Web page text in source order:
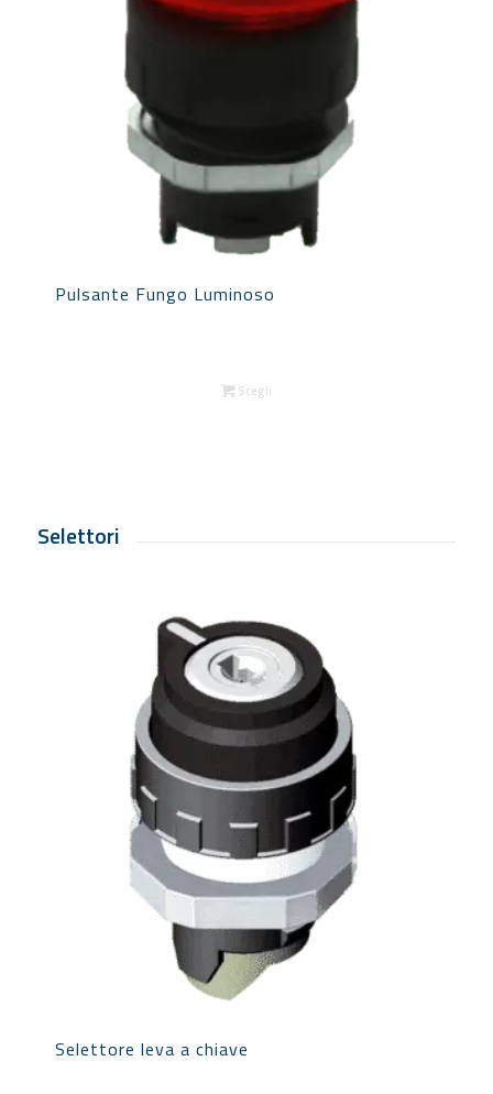
Pulsante Fungo Luminoso
Scegli
Selettori
Selettore leva a chiave